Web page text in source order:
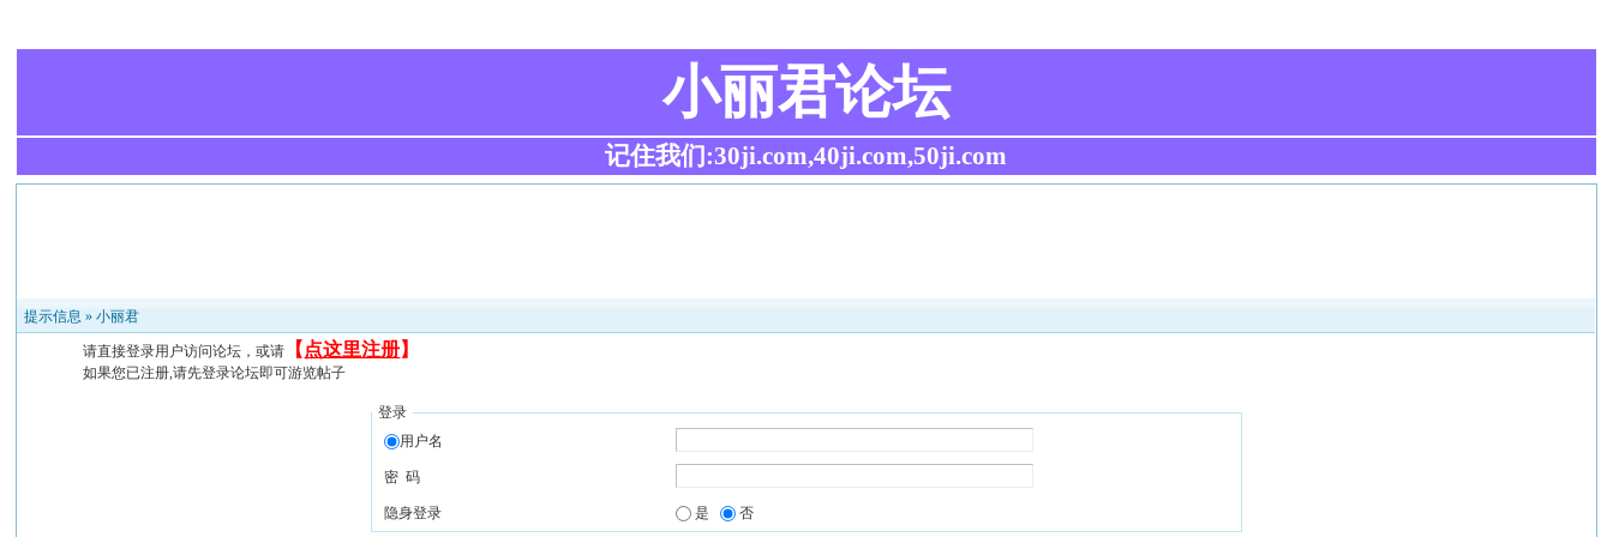
小丽君论坛
记住我们:30ji.com,40ji.com,50ji.com
提示信息 »小丽君
请直接登录用户访问论坛，或请 【 点这里注册】
如果您已注册,请先登录论坛即可游览帖子
登录
用户名
密 码
隐身登录 是 否